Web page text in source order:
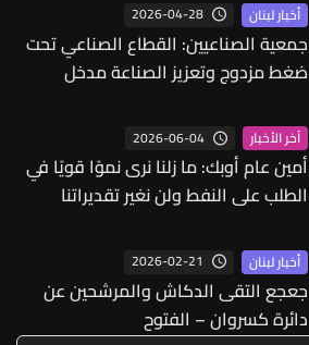
القضاء على حزب الله
أخبار لبنان 2026-04-28
جمعية الصناعيين: القطاع الصناعي تحت
ضغط مزدوج وتعزيز الصناعة مدخل
آخر الأخبار 2026-06-04
أمين عام أوبك: ما زلنا نرى نموًا قويًا في
الطلب على النفط ولن نغير تقديراتنا
أخبار لبنان 2026-02-21
جعجع التقى الدكاش والمرشحين عن
دائرة كسروان – الفتوح